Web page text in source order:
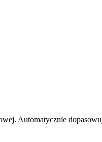
Automatycznie